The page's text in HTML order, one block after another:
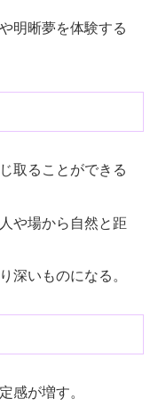
明晰夢を体験する
取ることができる
や場から自然と距
深いものになる。
感が増す。